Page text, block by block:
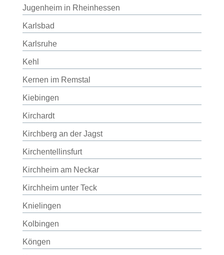
Jugenheim in Rheinhessen
Karlsbad
Karlsruhe
Kehl
Kernen im Remstal
Kiebingen
Kirchardt
Kirchberg an der Jagst
Kirchentellinsfurt
Kirchheim am Neckar
Kirchheim unter Teck
Knielingen
Kolbingen
Köngen